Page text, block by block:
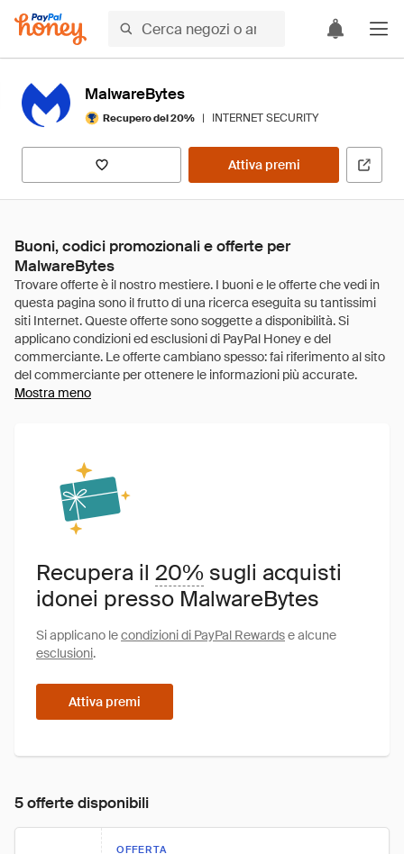
MalwareBytes
Recupero del 20% | INTERNET SECURITY
Attiva premi
Buoni, codici promozionali e offerte per
MalwareBytes
Mostra meno
Recupera il 20% sugli acquisti
idonei presso MalwareBytes
Si applicano lecondizioni di PayPal Rewardse alcune
esclusioni.
Attiva premi
5 offerte disponibili
OFFERTA